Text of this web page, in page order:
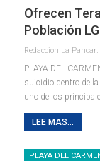
Ofrecen
Población
PLAYA DEL
suicidio dentro de
uno de los
LEE MAS...
PLAYA DEL